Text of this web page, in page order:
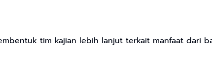
tim kajian lebih lanjut terkait manfaat dari